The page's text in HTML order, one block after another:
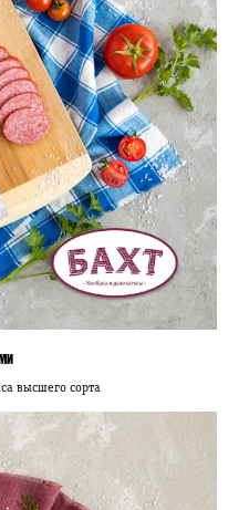
высшего сорта